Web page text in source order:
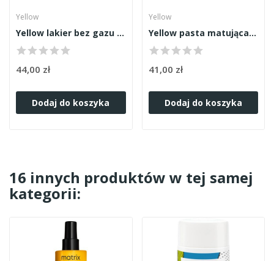
Yellow
Yellow lakier bez gazu 250ml
44,00 zł
Dodaj do koszyka
Yellow
Yellow pasta matująca 100ml
41,00 zł
Dodaj do koszyka
16 innych produktów w tej samej
kategorii: